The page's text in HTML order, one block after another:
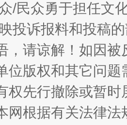
益有保障
/民众勇于担任文
投诉报料和投稿
，请谅解！如因
位版权和其它问题
权先行撤除或暂
网根据有关法律